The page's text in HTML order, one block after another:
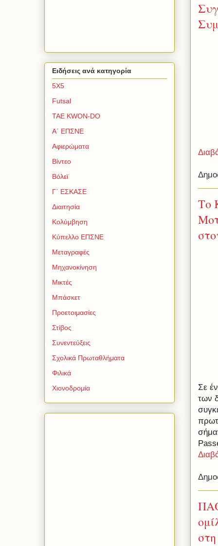
Το
Σε
των
Ειδήσεις ανά κατηγορία
5Χ5
Futsal
TAE KWON-DO
Α΄ ΕΠΣΝΕ
Αφιερώματα
Βίντεο
Βόλεϊ
Γ΄ ΕΣΚΑΣΕ
Διαιτησία
Κολύμβηση
Κύπελλο ΕΠΣΝΕ
Μεταγραφές
Μηχανοκίνηση
Μικτές
Μπάσκετ
Προετοιμασίες
Στίβος
Συνεντεύξεις
Σχολικά Πρωταθλήματα
Φιλικά
Χιονοδρομία